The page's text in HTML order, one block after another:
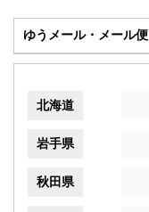
ゆうメール・メール便
北海道
岩手県
秋田県